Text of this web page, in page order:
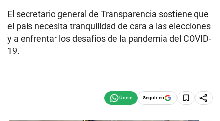
El secretario general de Transparencia sostiene que
el país necesita tranquilidad de cara a las elecciones
y a enfrentar los desafíos de la pandemia del COVID-
19.
Seguir en